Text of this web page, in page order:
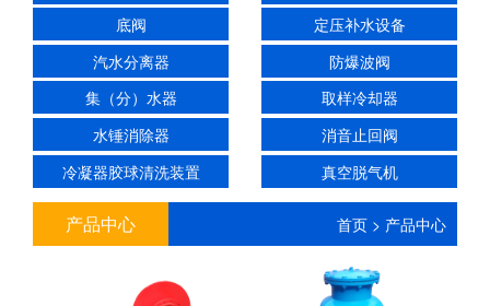
底阀
定压补水设备
汽水分离器
防爆波阀
集（分）水器
取样冷却器
水锤消除器
消音止回阀
冷凝器胶球清洗装置
真空脱气机
产品中心 首页 > 产品中心